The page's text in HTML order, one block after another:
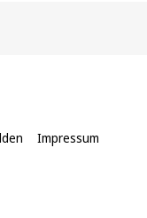
Impressum